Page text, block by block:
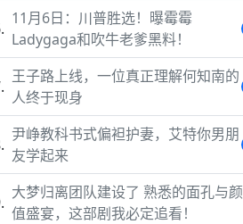
11月6日：川普胜选！曝霉霉
Ladygaga和吹牛老爹黑料！
王子路上线，一位真正理解何知南的
人终于现身
尹峥教科书式偏袒护妻，艾特你男朋
友学起来
大梦归离团队建设了 熟悉的面孔与颜
值盛宴，这部剧我必定追看！